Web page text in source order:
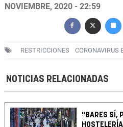
NOVIEMBRE, 2020 - 22:59
RESTRICCIONES CORONAVIRUS
NOTICIAS RELACIONADAS
"BARES SÍ,